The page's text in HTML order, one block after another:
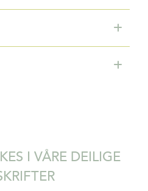
I VÅRE DEILIGE